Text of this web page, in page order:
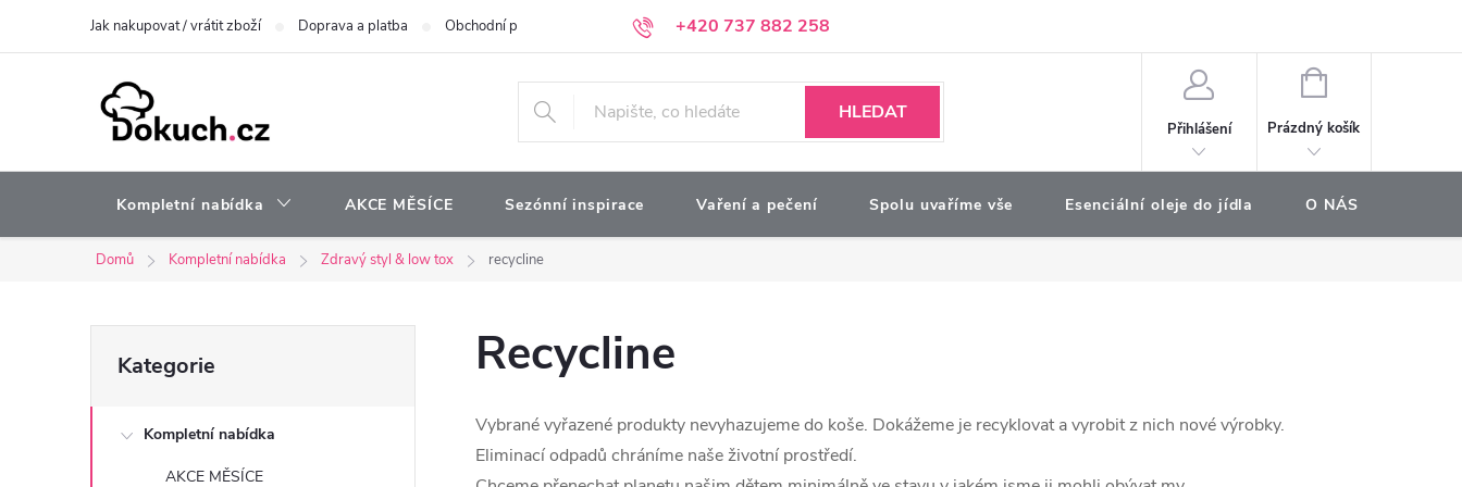
+420 737 882 258
Jak nakupovat / vrátit zboží Doprava a platba Obchodní podmínky Podmínky ochrany osobních údajů
HLEDAT
Přihlášení
NÁKUPNÍ
Prázdný košík
Kompletní nabídka AKCE MĚSÍCE Sezónní inspirace Vaření a pečení Spolu uvaříme vše Esenciální oleje do jídla O NÁS
Domů Kompletní nabídka Zdravý styl & low tox recycline
o
kategorie
Kategorie
Kompletní nabídka
AKCE MĚSÍCE
Recycline
Vybrané vyřazené produkty nevyhazujeme do koše. Dokážeme je recyklovat a vyrobit z nich nové výrobky.
Eliminací odpadů chráníme naše životní prostředí.